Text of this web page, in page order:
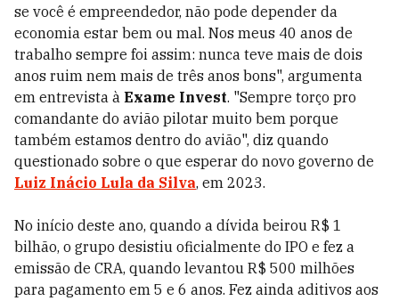
se você é empreendedor, não pode depender da
economia estar bem ou mal. Nos meus 40 anos de
trabalho sempre foi assim: nunca teve mais de dois
anos ruim nem mais de três anos bons", argumenta
em entrevista à Exame Invest. "Sempre torço pro
comandante do avião pilotar muito bem porque
também estamos dentro do avião", diz quando
questionado sobre o que esperar do novo governo de
Luiz Inácio Lula da Silva, em 2023.
No início deste ano, quando a dívida beirou R$ 1
bilhão, o grupo desistiu oficialmente do IPO e fez a
emissão de CRA, quando levantou R$ 500 milhões
para pagamento em 5 e 6 anos. Fez ainda aditivos aos